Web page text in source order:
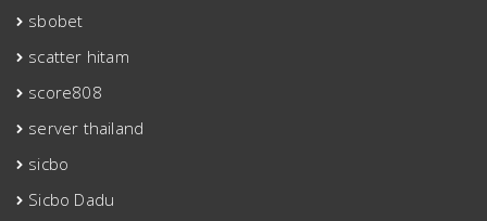
sbobet
scatter hitam
score808
server thailand
sicbo
Sicbo Dadu